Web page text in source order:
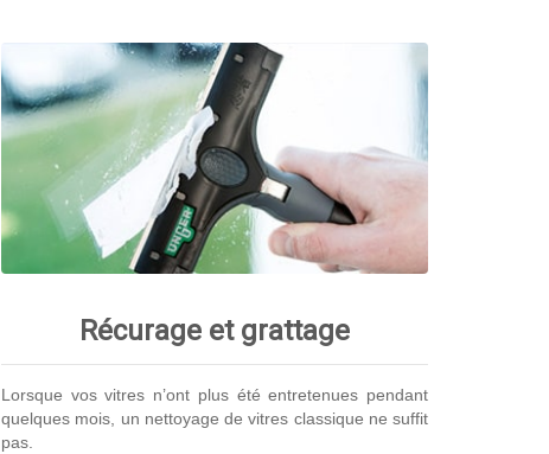
Récurage et grattage
Lorsque vos vitres n’ont plus été entretenues pendant
quelques mois, un nettoyage de vitres classique ne suffit
pas.